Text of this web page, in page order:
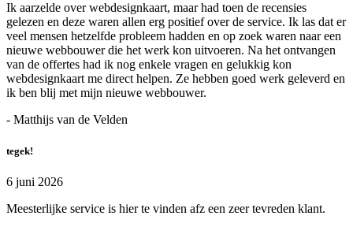
Ik aarzelde over webdesignkaart, maar had toen de recensies
gelezen en deze waren allen erg positief over de service. Ik las dat er
veel mensen hetzelfde probleem hadden en op zoek waren naar een
nieuwe webbouwer die het werk kon uitvoeren. Na het ontvangen
van de offertes had ik nog enkele vragen en gelukkig kon
webdesignkaart me direct helpen. Ze hebben goed werk geleverd en
ik ben blij met mijn nieuwe webbouwer.
- Matthijs van de Velden
tegek!
6 juni 2026
Meesterlijke service is hier te vinden afz een zeer tevreden klant.